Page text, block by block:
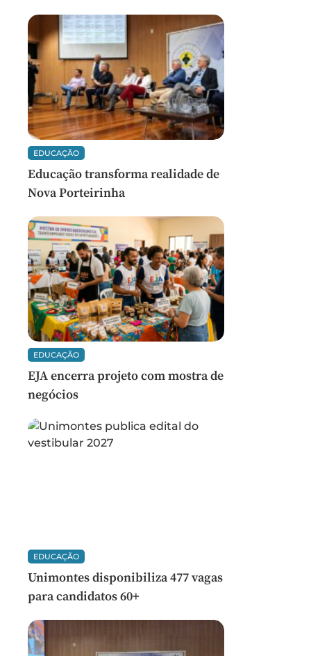
EDUCAÇÃO
Educação transforma realidade de
Nova Porteirinha
EDUCAÇÃO
EJA encerra projeto com mostra de
negócios
EDUCAÇÃO
Unimontes disponibiliza 477 vagas
para candidatos 60+